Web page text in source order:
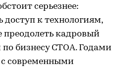
серьезнее:
к технологиям,
преодолеть кадровый
бизнесу СТОА. Годами
современными